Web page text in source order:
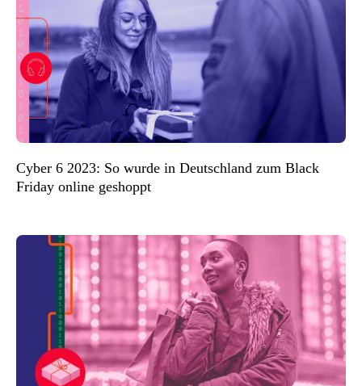
Cyber 6 2023: So wurde in Deutschland zum Black
Friday online geshoppt